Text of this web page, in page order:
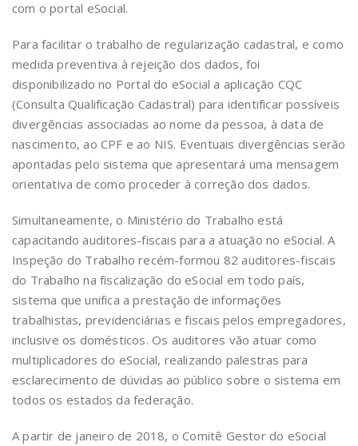
com o portal eSocial.
Para facilitar o trabalho de regularização cadastral, e como
medida preventiva à rejeição dos dados, foi
disponibilizado no Portal do eSocial a aplicação CQC
(Consulta Qualificação Cadastral) para identificar possíveis
divergências associadas ao nome da pessoa, à data de
nascimento, ao CPF e ao NIS. Eventuais divergências serão
apontadas pelo sistema que apresentará uma mensagem
orientativa de como proceder à correção dos dados.
Simultaneamente, o Ministério do Trabalho está
capacitando auditores-fiscais para a atuação no eSocial. A
Inspeção do Trabalho recém-formou 82 auditores-fiscais
do Trabalho na fiscalização do eSocial em todo país,
sistema que unifica a prestação de informações
trabalhistas, previdenciárias e fiscais pelos empregadores,
inclusive os domésticos. Os auditores vão atuar como
multiplicadores do eSocial, realizando palestras para
esclarecimento de dúvidas ao público sobre o sistema em
todos os estados da federação.
A partir de janeiro de 2018, o Comitê Gestor do eSocial